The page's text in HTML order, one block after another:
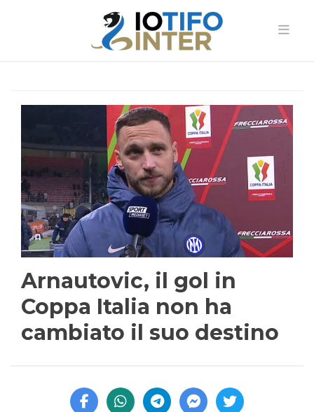
Arnautovic, il gol in
Coppa Italia non ha
cambiato il suo destino